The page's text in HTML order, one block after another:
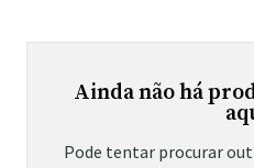
Ainda não há
Pode tentar procurar